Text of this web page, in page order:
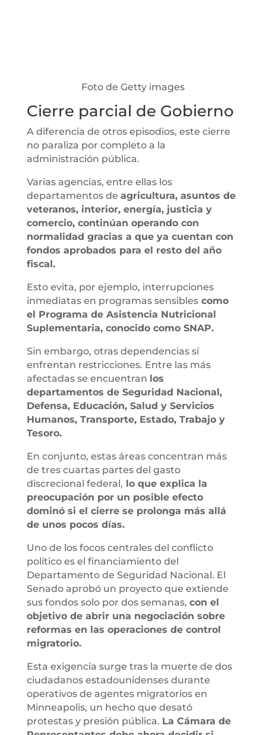
Foto de Getty images
Cierre parcial de Gobierno
A diferencia de otros episodios, este cierre
no paraliza por completo a la
administración pública.
Varias agencias, entre ellas los
departamentos de agricultura, asuntos de
veteranos, interior, energía, justicia y
comercio, continúan operando con
normalidad gracias a que ya cuentan con
fondos aprobados para el resto del año
fiscal.
Esto evita, por ejemplo, interrupciones
inmediatas en programas sensiblescomo
el Programa de Asistencia Nutricional
Suplementaria, conocido como SNAP.
Sin embargo, otras dependencias sí
enfrentan restricciones. Entre las más
afectadas se encuentran los
departamentos de Seguridad Nacional,
Defensa, Educación, Salud y Servicios
Humanos, Transporte, Estado, Trabajo y
Tesoro.
En conjunto, estas áreas concentran más
de tres cuartas partes del gasto
discrecional federal, lo que explica la
preocupación por un posible efecto
dominó si el cierre se prolonga más allá
de unos pocos días.
Uno de los focos centrales del conflicto
político es el financiamiento del
Departamento de Seguridad Nacional. El
Senado aprobó un proyecto que extiende
sus fondos solo por dos semanas, con el
objetivo de abrir una negociación sobre
reformas en las operaciones de control
migratorio.
Esta exigencia surge tras la muerte de dos
ciudadanos estadounidenses durante
operativos de agentes migratorios en
Minneapolis, un hecho que desató
protestas y presión pública. La Cámara de